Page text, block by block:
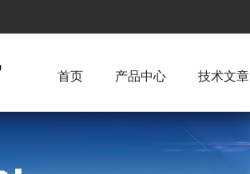
首页 产品中心 技术文章